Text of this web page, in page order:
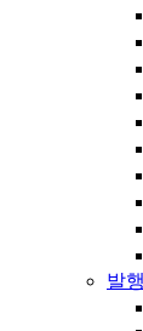
발